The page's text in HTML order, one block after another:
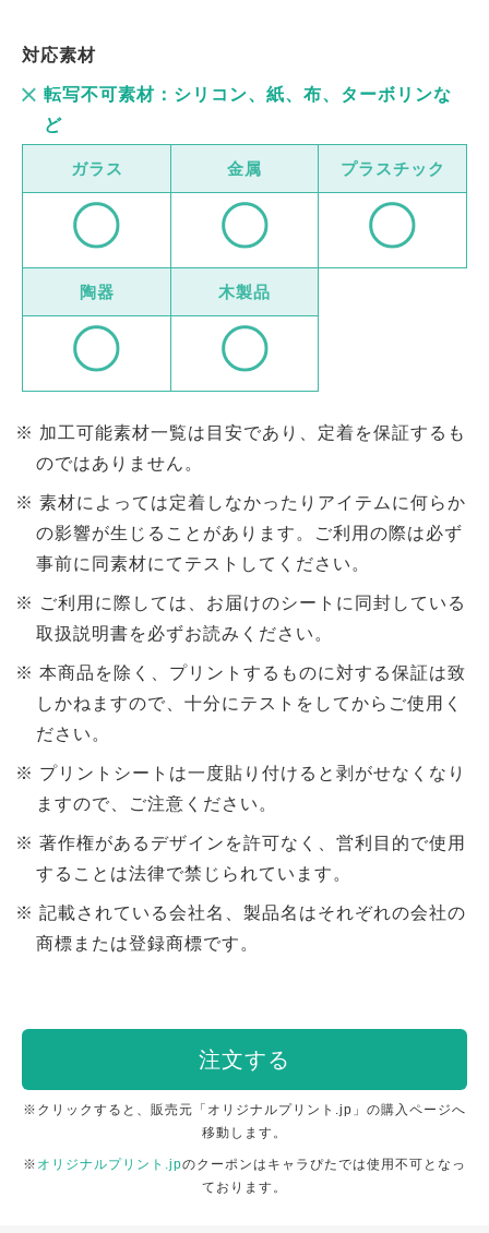
対応素材
転写不可素材：シリコン、紙、布、ターボリンな
ど
ガラス 金属 プラスチック
陶器 木製品
加工可能素材一覧は目安であり、定着を保証するも
のではありません。
素材によっては定着しなかったりアイテムに何らか
の影響が生じることがあります。ご利用の際は必ず
事前に同素材にてテストしてください。
ご利用に際しては、お届けのシートに同封している
取扱説明書を必ずお読みください。
本商品を除く、プリントするものに対する保証は致
しかねますので、十分にテストをしてからご使用く
ださい。
プリントシートは一度貼り付けると剥がせなくなり
ますので、ご注意ください。
著作権があるデザインを許可なく、営利目的で使用
することは法律で禁じられています。
記載されている会社名、製品名はそれぞれの会社の
商標または登録商標です。
注文する
※クリックすると、販売元「オリジナルプリント.jp」の購入ページへ
移動します。
※ オリジナルプリント.jpのクーポンはキャラぴたでは使用不可となっ
ております。